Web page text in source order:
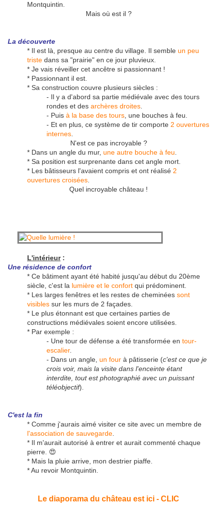
Montquintin.
Mais où est il ?
La découverte
* Il est là, presque au centre du village. Il semble un peu
triste dans sa "prairie" en ce jour pluvieux.
* Je vais réveiller cet ancêtre si passionnant !
* Passionnant il est.
* Sa construction couvre plusieurs siècles :
- Il y a d'abord sa partie médiévale avec des tours
rondes et des archères droites
- Puis à la base des tours , une bouches à feu.
- Et en plus, ce système de tir comporte 2 ouvertures
internes
N'est ce pas incroyable ?
* Dans un angle du mur, une autre bouche à feu
* Sa position est surprenante dans cet angle mort.
* Les bâtisseurs l'avaient compris et ont réalisé 2
ouvertures croisées
Quel incroyable château !
L'intérieur:
Une résidence de confort
* Ce bâtiment ayant été habité jusqu'au début du 20ème
siècle, c'est la lumière et le confort qui prédominent.
* Les larges fenêtres et les restes de cheminées sont
visibles sur les murs de 2 façades.
* Le plus étonnant est que certaines parties de
constructions médiévales soient encore utilisées.
* Par exemple :
- Une tour de défense a été transformée en tour-
escalier.
- Dans un angle, un four à pâtisserie (c'est ce que je
crois voir, mais la visite dans l'enceinte étant
interdite, tout est photographié avec un puissant
téléobjectif).
C'est la fin
* Comme j'aurais aimé visiter ce site avec un membre de
l'association de sauvegarde
* Il m'aurait autorisé à entrer et aurait commenté chaque
pierre. 😍
* Mais la pluie arrive, mon destrier piaffe.
* Au revoir Montquintin.
Le diaporama du château est ici - CLIC